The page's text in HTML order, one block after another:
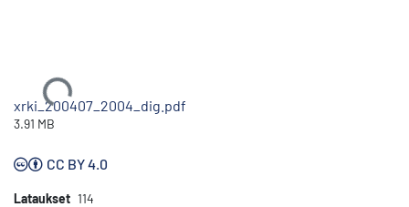
Ladataan...
xrki_200407_2004_dig.pdf
3.91 MB
CC BY 4.0
Lataukset 114